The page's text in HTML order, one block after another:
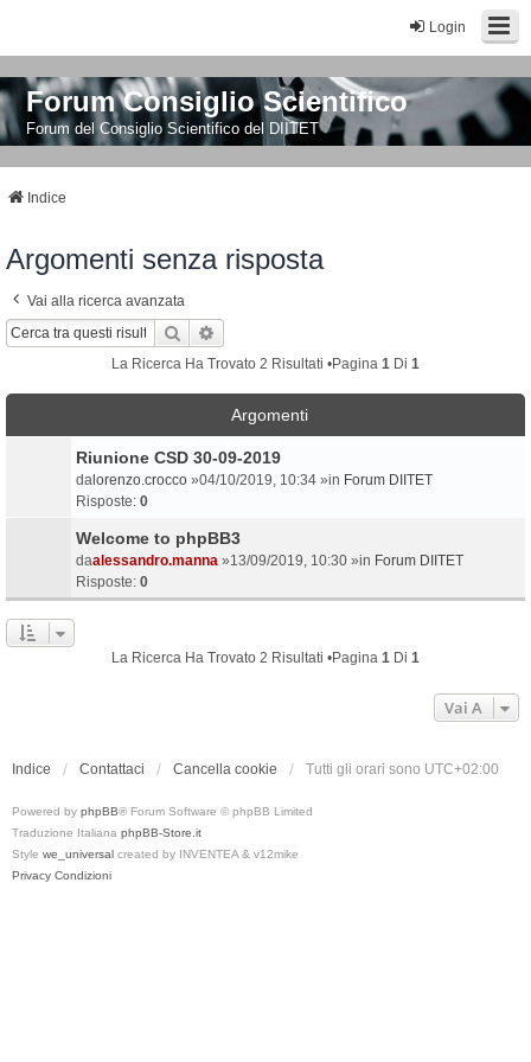
Login
Forum Consiglio Scientifico
Forum del Consiglio Scientifico del DIITET
Indice
Argomenti senza risposta
Vai alla ricerca avanzata
Cerca
La Ricerca Ha Trovato 2 Risultati •Pagina 1 Di 1
Argomenti
Riunione CSD 30-09-2019
da lorenzo.crocco »04/10/2019, 10:34 »in Forum DIITET
Risposte: 0
Welcome to phpBB3
daalessandro.manna »13/09/2019, 10:30 »in Forum DIITET
Risposte: 0
La Ricerca Ha Trovato 2 Risultati •Pagina 1 Di 1
Vai A
Indice Contattaci Cancella cookie Tutti gli orari sono UTC+02:00
Powered by phpBB® Forum Software © phpBB Limited
Traduzione Italiana phpBB-Store.it
Style we_universal created by INVENTEA & v12mike
Privacy Condizioni